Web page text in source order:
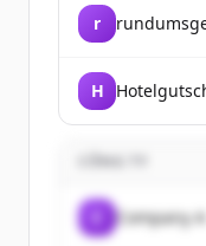
r
H
Company A